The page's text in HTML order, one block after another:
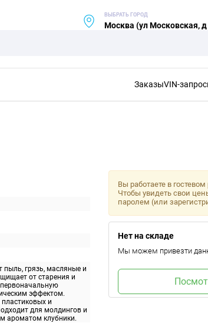
ВЫБРАТЬ ГОРОД
Москва (ул Московская, д
ЗаказыVIN-
пыль, грязь, масляные и
от старения и
эффектом.
и
для молдингов и
ароматом клубники.
Вы работаете в
Чтобы увидеть свои
паролем (или
Нет на складе
Мы можем привезти